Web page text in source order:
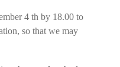
4 th by 18.00 to
so that we may